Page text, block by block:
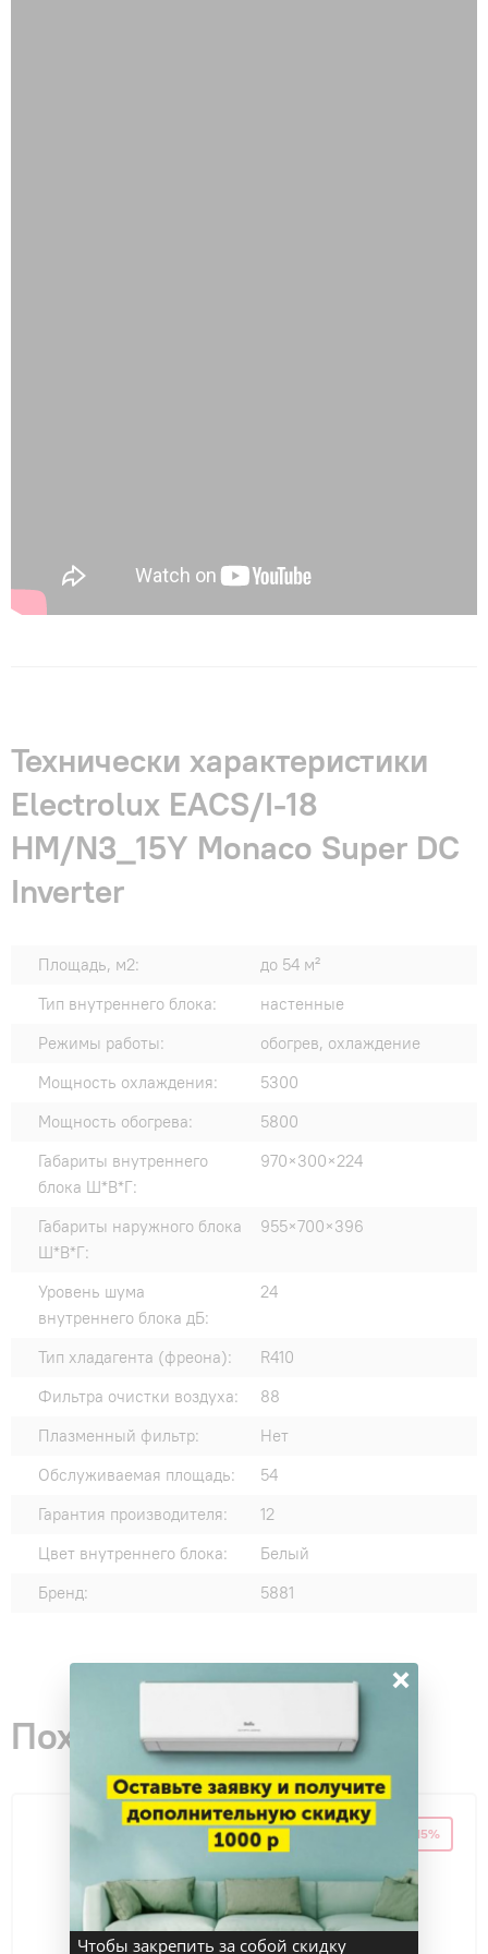
Технически характеристики
Electrolux EACS/I-18
HM/N3_15Y Monaco Super DC
Inverter
Площадь, м2:
до 54 м²
Тип внутреннего блока:
настенные
Режимы работы:
обогрев, охлаждение
Мощность охлаждения:
5300
Мощность обогрева:
5800
Габариты внутреннего
блока Ш*В*Г:
970×300×224
Габариты наружного блока
Ш*В*Г:
955×700×396
Уровень шума
внутреннего блока дБ:
24
Тип хладагента (фреона):
R410
Фильтра очистки воздуха:
88
Плазменный фильтр:
Нет
Обслуживаемая площадь:
54
Гарантия производителя:
12
Цвет внутреннего блока:
Белый
Бренд:
5881
Похожие товары
-15% СКИДКА 15%
×
Чтобы закрепить за собой скидку